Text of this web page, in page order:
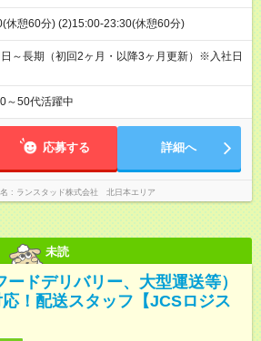
休憩60分) (2)15:00-23:30(休憩60分)
～長期（初回2ヶ月・以降3ヶ月更新）※入社日
～50代活躍中
応募する 詳細へ
ランスタッド株式会社 北日本エリア
未読
ドデリバリー、大型運送等）
！配送スタッフ【JCSロジス